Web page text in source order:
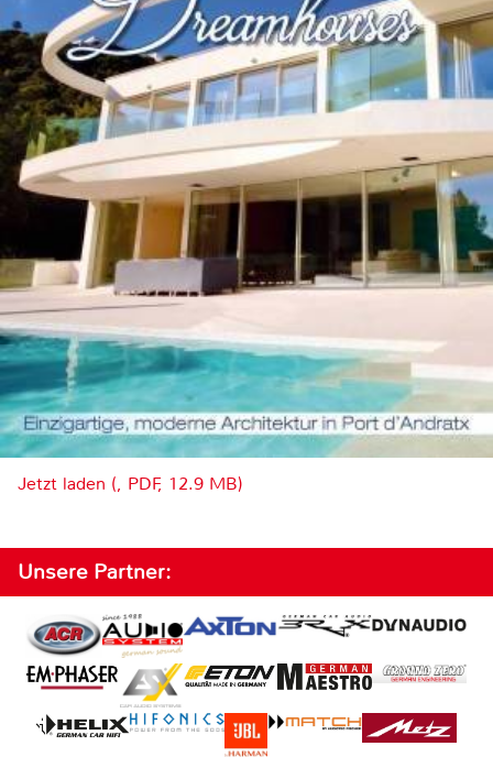
Jetzt laden (, PDF, 12.9 MB)
Unsere Partner: